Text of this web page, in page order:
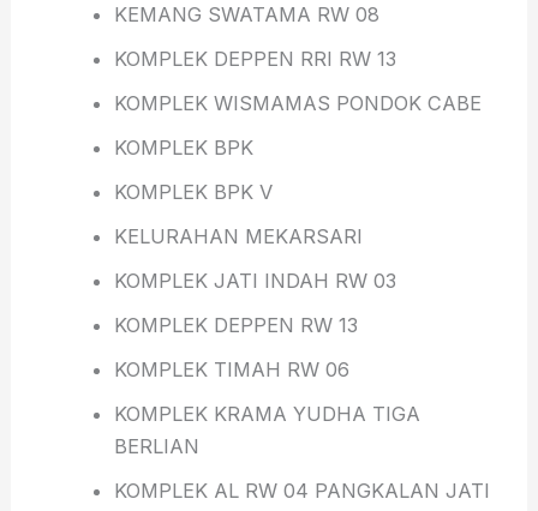
KEMANG SWATAMA RW 08
KOMPLEK DEPPEN RRI RW 13
KOMPLEK WISMAMAS PONDOK CABE
KOMPLEK BPK
KOMPLEK BPK V
KELURAHAN MEKARSARI
KOMPLEK JATI INDAH RW 03
KOMPLEK DEPPEN RW 13
KOMPLEK TIMAH RW 06
KOMPLEK KRAMA YUDHA TIGA
BERLIAN
KOMPLEK AL RW 04 PANGKALAN JATI